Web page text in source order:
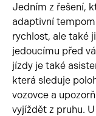
Jedním z řešení,
adaptivní
rychlost, ale také
jedoucímu před
jízdy je také
která sleduje
vozovce a
vyjíždět z pruhu.